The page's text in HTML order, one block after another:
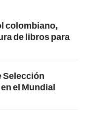
colombiano,
de libros para
Selección
el Mundial